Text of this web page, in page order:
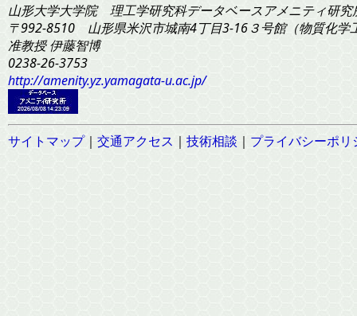
山形大学大学院 理工学研究科データベースアメニティ研究
〒992-8510 山形県米沢市城南4丁目3-16３号館（物質化学
准教授 伊藤智博
0238-26-3753
http://amenity.yz.yamagata-u.ac.jp/
サイトマップ｜ 交通アクセス ｜ 技術相談 ｜ プライバシーポリ